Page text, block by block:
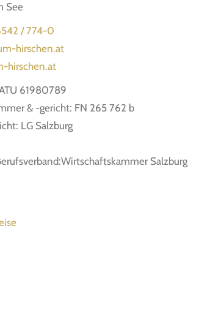
See
/ 774-0
hirschen.at
hirschen.at
61980789
& -gericht: FN 265 762 b
LG Salzburg
Salzburg